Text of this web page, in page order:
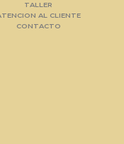
TALLER
AL CLIENTE
CONTACTO